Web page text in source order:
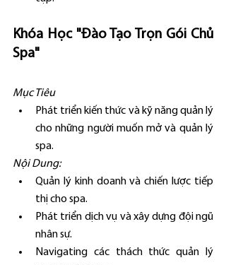
Khóa Học "Đào Tạo Trọn Gói Chủ
Spa"
Mục Tiêu
Phát triển kiến thức và kỹ năng quản lý
cho những người muốn mở và quản lý
spa.
Nội Dung:
Quản lý kinh doanh và chiến lược tiếp
thị cho spa.
Phát triển dịch vụ và xây dựng đội ngũ
nhân sự.
Navigating các thách thức quản lý